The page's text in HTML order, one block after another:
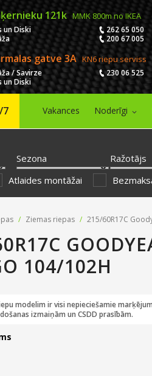
121k MMK 800m no IKEA
un Diski
262 65 050
200 67 005
gatve 3A KN6 riepu serviss
/ Savirze
230 06 525
un Diski
7 Vakances Noderīgi
Sezona
Ražotājs
Atlaides montāžai
/ Ziemas riepas / 215/60R17C
104/102H
modelim ir visi nepieciešamie
izmaiņām un CSDD prasībām.